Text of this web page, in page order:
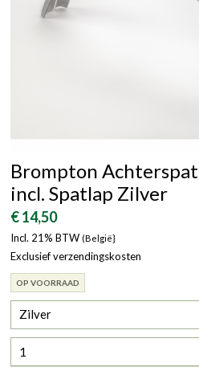
Brompton
incl. Spatlap Zilver
€ 14,50
Incl. 21% BTW (België}
Exclusief verzendingskosten
OP VOORRAAD
Zilver